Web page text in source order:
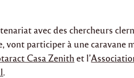
avec des chercheurs
participer à une caravane
Casa Zenith et l’
.